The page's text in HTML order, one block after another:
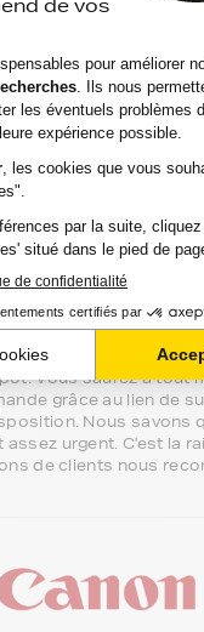
moindre
votre produit
i-selphy-
écoute.
saura vous
l'installation de vos
message au sein de
effectué, votre
sécurisée.
selon vos
toners pour canon i-
Vous saurez à tout
grâce au lien de
Nous savons
urgent. C'est la
de clients nous